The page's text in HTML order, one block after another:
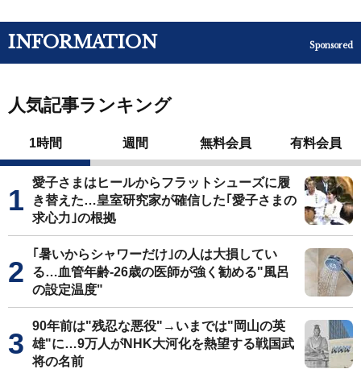
INFORMATION Sponsored
人気記事ランキング
1時間 週間 無料会員 有料会員
愛子さまはヒールからフラットシューズに履
き替えた…皇室研究家が確信した｢愛子さまの
求心力｣の根拠
｢暑いからシャワーだけ｣の人は大損してい
る…血管年齢-26歳の医師が強く勧める"風呂
の設定温度"
90年前は"残忍な悪役"→いまでは"岡山の英
雄"に…9万人がNHK大河化を熱望する戦国武
将の名前